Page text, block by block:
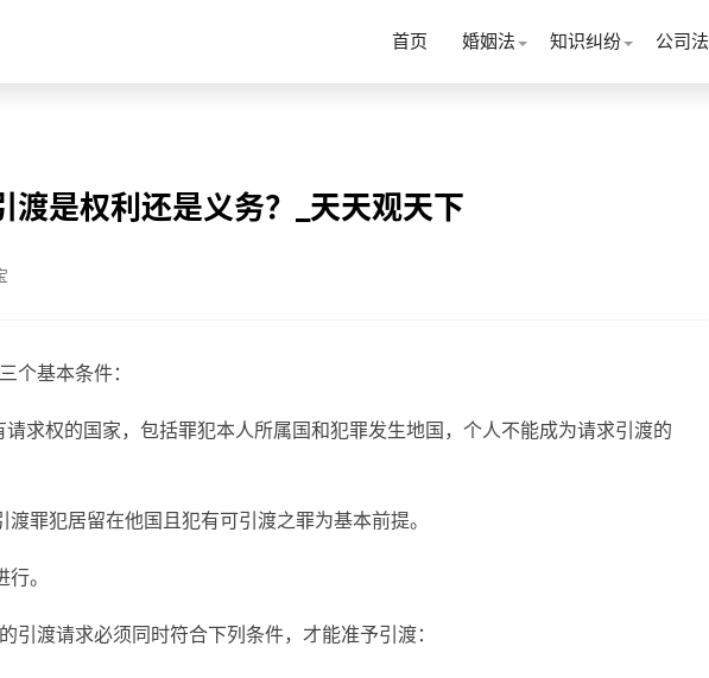
首页 婚姻法 知识纠纷 公司法
渡是权利还是义务？_天天观天下
个基本条件：
求权的国家，包括罪犯本人所属国和犯罪发生地国，个人不能成为请求引渡的
罪犯居留在他国且犯有可引渡之罪为基本前提。
。
引渡请求必须同时符合下列条件，才能准予引渡：